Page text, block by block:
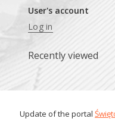
User's account
Log in
Recently viewed
Update of the portal